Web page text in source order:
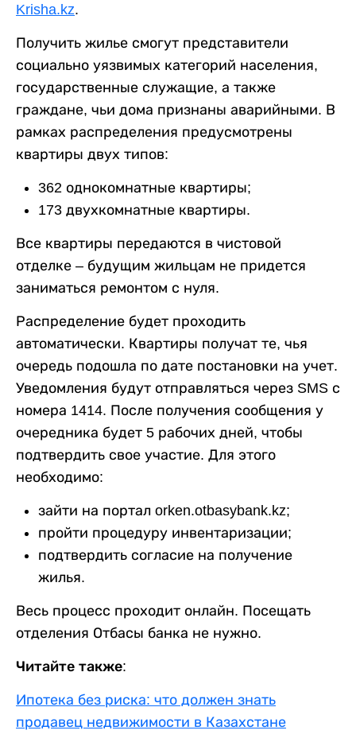
Krisha.kz.
Получить жилье смогут представители
социально уязвимых категорий населения,
государственные служащие, а также
граждане, чьи дома признаны аварийными. В
рамках распределения предусмотрены
квартиры двух типов:
362 однокомнатные квартиры;
173 двухкомнатные квартиры.
Все квартиры передаются в чистовой
отделке – будущим жильцам не придется
заниматься ремонтом с нуля.
Распределение будет проходить
автоматически. Квартиры получат те, чья
очередь подошла по дате постановки на учет.
Уведомления будут отправляться через SMS с
номера 1414. После получения сообщения у
очередника будет 5 рабочих дней, чтобы
подтвердить свое участие. Для этого
необходимо:
зайти на портал orken.otbasybank.kz;
пройти процедуру инвентаризации;
подтвердить согласие на получение
жилья.
Весь процесс проходит онлайн. Посещать
отделения Отбасы банка не нужно.
Читайте также:
Ипотека без риска: что должен знать
продавец недвижимости в Казахстане